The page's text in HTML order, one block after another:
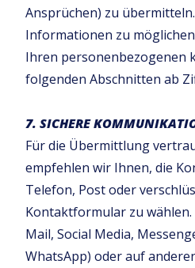
Ansprüchen) zu
Informationen zu
Ihren personenbezogenen
folgenden Abschnitten ab
7. SICHERE
Für die Übermittlung
empfehlen wir Ihnen, die
Telefon, Post oder
Kontaktformular zu wählen.
Mail, Social Media,
WhatsApp) oder auf